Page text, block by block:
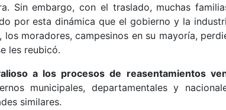
Sin embargo, con el traslado, muchas
por esta dinámica que el gobierno y la
los moradores, campesinos en su mayoría,
les reubicó.
a los procesos de reasentamientos
municipales, departamentales y
similares.